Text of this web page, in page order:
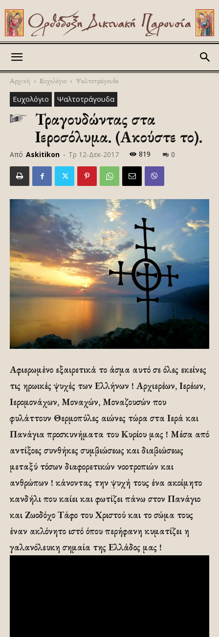
Αρχική Ευχολόγιο Ψαλτοτράγουδα
Ευχολόγιο Ψαλτοτράγουδα
Τραγουδώντας στα
Ιεροσόλυμα. (Ακούστε το).
Από Askitikon - Τρ 12-Δεκ-2017 819 0
Αφιερωμένο εξαιρετικά το άσμα αυτό σε όλες εκείνες
τις ηρωικές ψυχές των Ελλήνων ! Αρχιερέων, Ιερέων,
Ιερομονάχων, Μοναχών, Μοναζουσών που
φυλάττουν Θερμοπύλες αιώνες τώρα στα Ιερά και
Πανάγια προσκυνήματα του Κυρίου μας ! Μέσα από
αντίξοες συνθήκες συμβιώσεως και διαβιώσεως
μεταξύ τόσων διαφορετικών νοοτροπιών και
ανθρώπων ! κάνοντας την ψυχή τους ένα ακοίμητο
κανδήλι που καίει και φωτίζει πάνω στον Πανάγιο
και Ζωοδόχο Τάφο του Χριστού και το σώμα τους
έναν ακλόνητο ιστό όπου περήφανη κυματίζει η
γαλανόλευκη σημαία της Ελλάδος μας !